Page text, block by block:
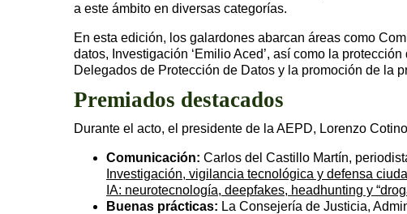
a este ámbito en diversas categorías.
En esta edición, los galardones abarcan áreas como
datos, Investigación ‘Emilio Aced’, así como la
Delegados de Protección de Datos y la promoción de la
Premiados destacados
Durante el acto, el presidente de la AEPD, Lorenzo
Comunicación: Carlos del Castillo Martín,
Investigación, vigilancia tecnológica y defensa
IA: neurotecnología, deepfakes, headhunting y
Buenas prácticas: La Consejería de Justicia,